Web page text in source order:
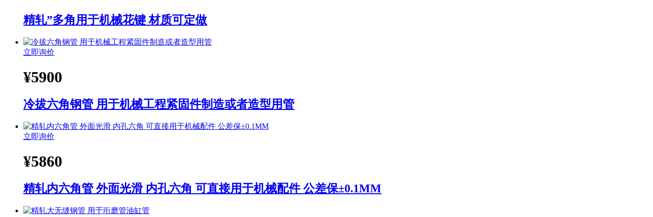
精轧”多角用于机械花键 材质可定做
立即询价
¥5900
冷拔六角钢管 用于机械工程紧固件制造或者造型用管
立即询价
¥5860
精轧内六角管 外面光滑 内孔六角 可直接用于机械配件 公差保±0.1MM